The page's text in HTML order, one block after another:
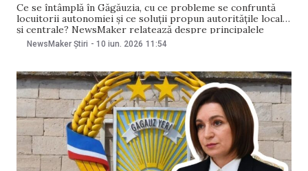
Ce se întâmplă în Găgăuzia, cu ce probleme se confruntă
locuitorii autonomiei și ce soluții propun autoritățile locale
și centrale? NewsMaker relatează despre principalele
evenimente din autonomie: Proiectul Chișinăului privind
alegerile în Găgăuzia, respins de Comrat Comitetul
hotărâre elaborat de Chișinău,
NewsMaker Știri - 10 iun. 2026 11:54